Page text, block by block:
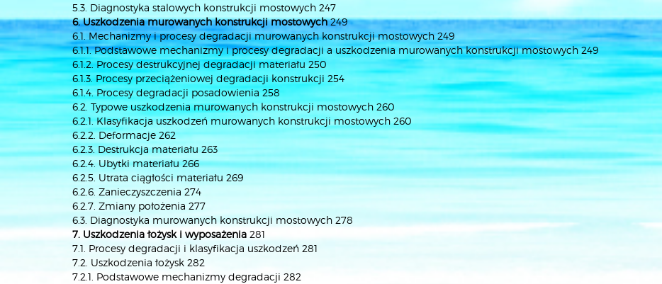
5.3. Diagnostyka stalowych konstrukcji mostowych 247
6. Uszkodzenia murowanych konstrukcji mostowych249
6.1. Mechanizmy i procesy degradacji murowanych konstrukcji mostowych 249
6.1.1. Podstawowe mechanizmy i procesy degradacji a uszkodzenia murowanych konstrukcji mostowych 249
6.1.2. Procesy destrukcyjnej degradacji materiału 250
6.1.3. Procesy przeciążeniowej degradacji konstrukcji 254
6.1.4. Procesy degradacji posadowienia 258
6.2. Typowe uszkodzenia murowanych konstrukcji mostowych 260
6.2.1. Klasyfikacja uszkodzeń murowanych konstrukcji mostowych 260
6.2.2. Deformacje 262
6.2.3. Destrukcja materiału 263
6.2.4. Ubytki materiału 266
6.2.5. Utrata ciągłości materiału 269
6.2.6. Zanieczyszczenia 274
6.2.7. Zmiany położenia 277
6.3. Diagnostyka murowanych konstrukcji mostowych 278
7. Uszkodzenia łożysk i wyposażenia 281
7.1. Procesy degradacji i klasyfikacja uszkodzeń 281
7.2. Uszkodzenia łożysk 282
7.2.1. Podstawowe mechanizmy degradacji 282